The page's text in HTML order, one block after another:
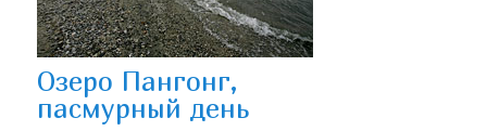
Озеро Пангонг,
пасмурный день